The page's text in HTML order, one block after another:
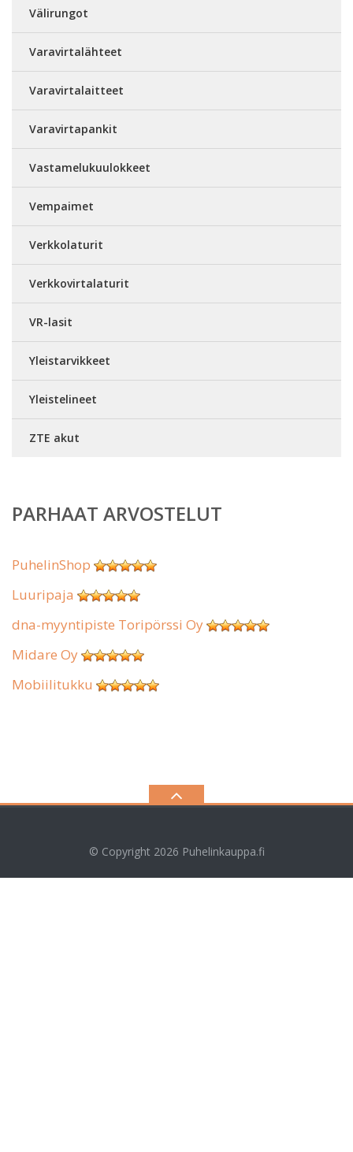
Välirungot
Varavirtalähteet
Varavirtalaitteet
Varavirtapankit
Vastamelukuulokkeet
Vempaimet
Verkkolaturit
Verkkovirtalaturit
VR-lasit
Yleistarvikkeet
Yleistelineet
ZTE akut
PARHAAT ARVOSTELUT
PuhelinShop
Luuripaja
dna-myyntipiste Toripörssi Oy
Midare Oy
Mobiilitukku
© Copyright 2026 Puhelinkauppa.fi